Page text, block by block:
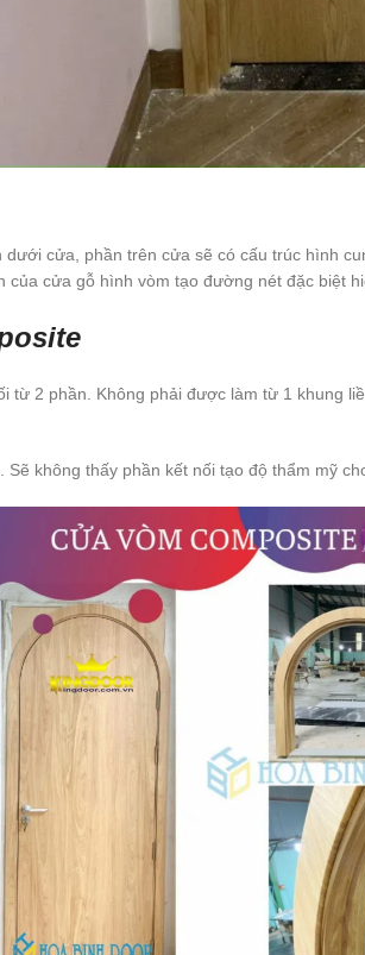
cửa, phần trên cửa sẽ có cấu trúc hình
cửa gỗ hình vòm tạo đường nét đặc biệt
2 phần. Không phải được làm từ 1 khung
không thấy phần kết nối tạo độ thẩm mỹ